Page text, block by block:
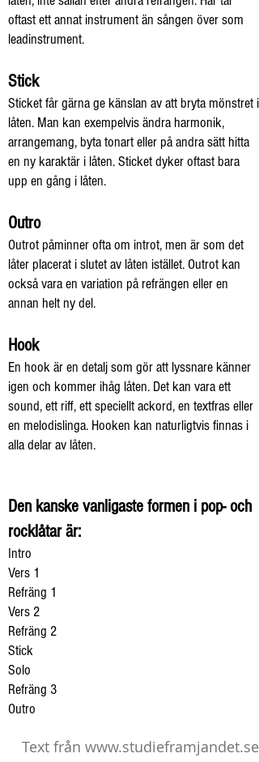
oftast ett annat instrument än sången över som
leadinstrument.
Stick
Sticket får gärna ge känslan av att bryta mönstret i
låten. Man kan exempelvis ändra harmonik,
arrangemang, byta tonart eller på andra sätt hitta
en ny karaktär i låten. Sticket dyker oftast bara
upp en gång i låten.
Outro
Outrot påminner ofta om introt, men är som det
låter placerat i slutet av låten istället. Outrot kan
också vara en variation på refrängen eller en
annan helt ny del.
Hook
En hook är en detalj som gör att lyssnare känner
igen och kommer ihåg låten. Det kan vara ett
sound, ett riff, ett speciellt ackord, en textfras eller
en melodislinga. Hooken kan naturligtvis finnas i
alla delar av låten.
Den kanske vanligaste formen i pop- och
rocklåtar är:
Intro
Vers 1
Refräng 1
Vers 2
Refräng 2
Stick
Solo
Refräng 3
Outro
Text från www.studieframjandet.se